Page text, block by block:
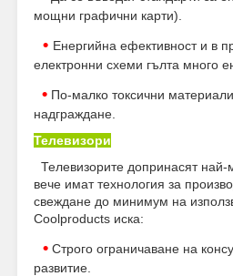
мощни графични карти).
• Енергийна ефективност и в
електронни схеми гълта много
• По-малко токсични
надграждане.
Телевизори
Телевизорите допринасят
вече имат технология за
свеждане до минимум на
Coolproducts иска:
• Строго ограничаване на
развитие.